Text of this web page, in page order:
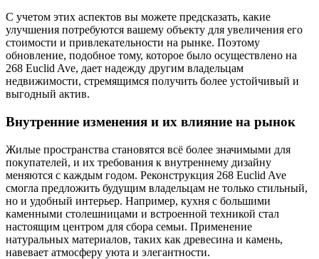
С учетом этих аспектов вы можете предсказать, какие
улучшения потребуются вашему объекту для увеличения его
стоимости и привлекательности на рынке. Поэтому
обновление, подобное тому, которое было осуществлено на
268 Euclid Ave, дает надежду другим владельцам
недвижимости, стремящимся получить более устойчивый и
выгодный актив.
Внутренние изменения и их влияние на рынок
Жилые пространства становятся всё более значимыми для
покупателей, и их требования к внутреннему дизайну
меняются с каждым годом. Реконструкция 268 Euclid Ave
смогла предложить будущим владельцам не только стильный,
но и удобный интерьер. Например, кухня с большими
каменными столешницами и встроенной техникой стал
настоящим центром для сбора семьи. Применение
натуральных материалов, таких как древесина и камень,
навевает атмосферу уюта и элегантности.